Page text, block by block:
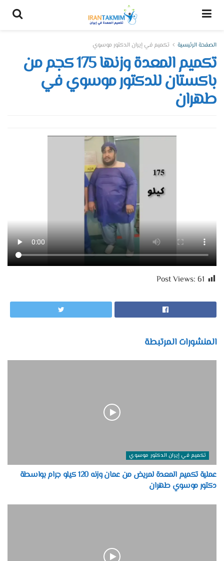
الصفحة الرئيسية تكميم في إيران الدكتور موسوي
تكميم المعدة وزنها 175 كجم من
باكستان للدكتور موسوي في
طهران
Post Views: 61
المنشورات المرتبطة
تكميم في إيران الدكتور موسوي
عملية تكميم المعدة لمريض من عمان وزنه 120 كيلو جرام بواسطة
دكتور موسوي طهران